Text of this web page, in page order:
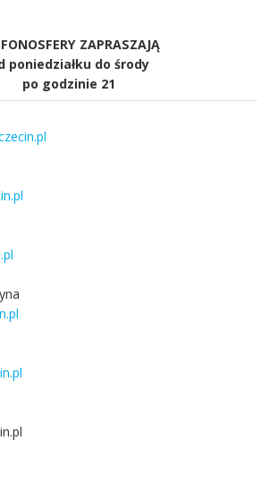
ZAPRASZAJĄ
poniedziałku do środy
po godzinie 21